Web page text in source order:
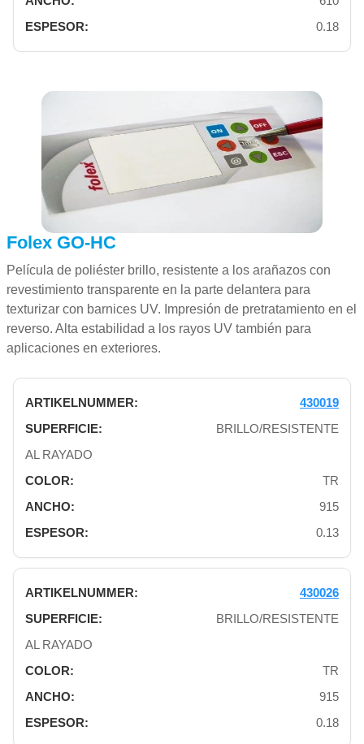
0.18
Folex GO-HC
Película de poliéster brillo, resistente a los arañazos con
revestimiento transparente en la parte delantera para
texturizar con barnices UV. Impresión de pretratamiento en el
reverso. Alta estabilidad a los rayos UV también para
aplicaciones en exteriores.
430019
BRILLO/RESISTENTE
AL RAYADO
TR
915
0.13
430026
BRILLO/RESISTENTE
AL RAYADO
TR
915
0.18